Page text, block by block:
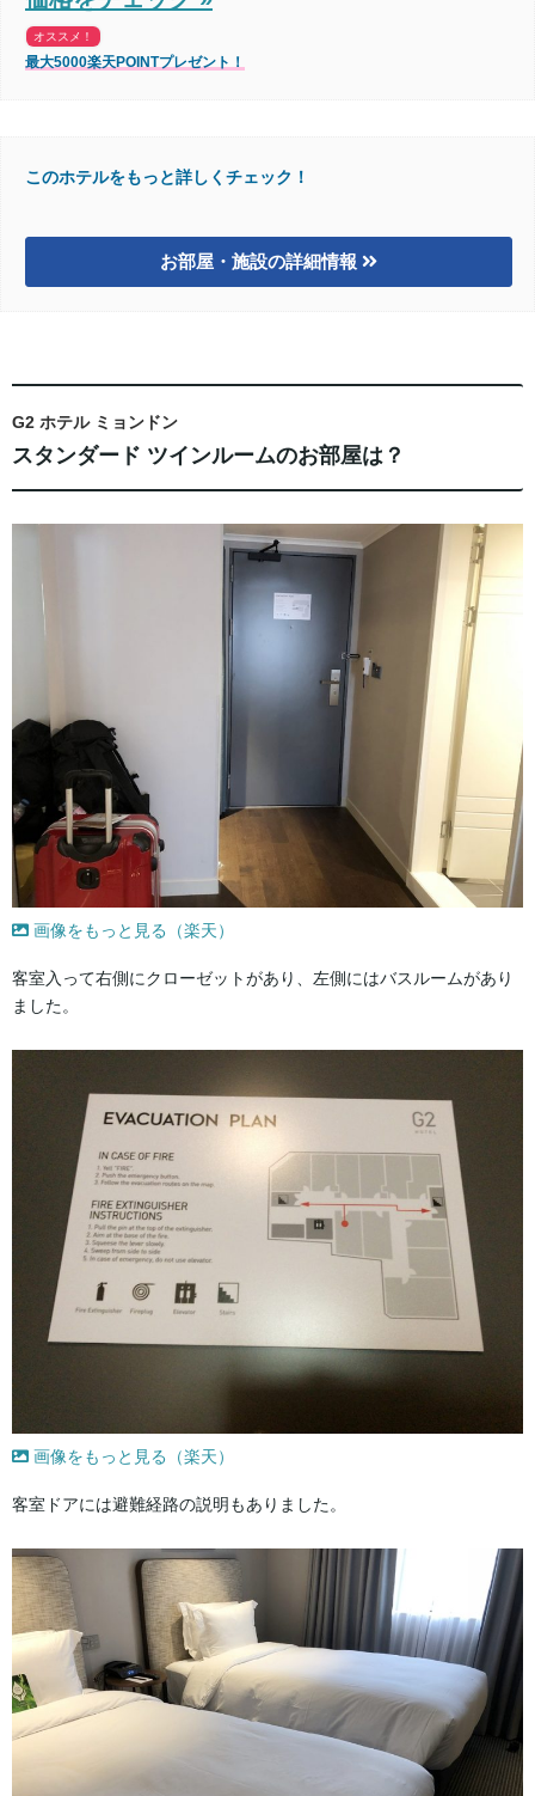
オススメ！
最大5000楽天POINTプレゼント！
このホテルをもっと詳しくチェック！
お部屋・施設の詳細情報
G2 ホテル ミョンドン
スタンダード ツインルームのお部屋は？
画像をもっと見る（楽天）
客室入って右側にクローゼットがあり、左側にはバスルームがあり
ました。
画像をもっと見る（楽天）
客室ドアには避難経路の説明もありました。